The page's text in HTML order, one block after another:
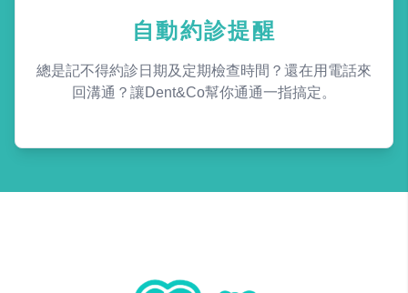
自動約診提醒
總是記不得約診日期及定期檢查時間？還在用電話來
回溝通？讓Dent&Co幫你通通一指搞定。